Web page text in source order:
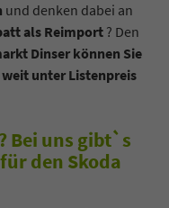
und denken dabei an
als Reimport? Den
Dinser können Sie
unter Listenpreis
Bei uns gibt`s
den Skoda